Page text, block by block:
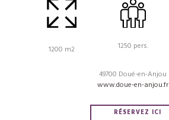
1200 m2 1250 pers.
49700 Doué-en-Anjou
www.doue-en-anjou.fr
RÉSERVEZ ICI